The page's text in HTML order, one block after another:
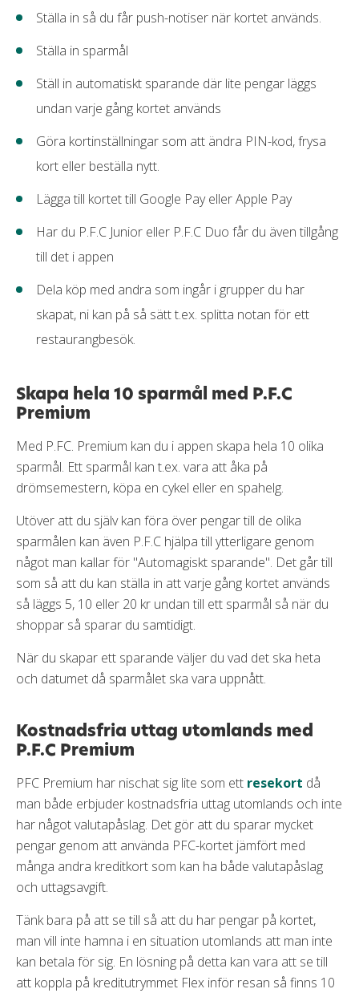
Ställa in så du får push-notiser när kortet används.
Ställa in sparmål
Ställ in automatiskt sparande där lite pengar läggs
undan varje gång kortet används
Göra kortinställningar som att ändra PIN-kod, frysa
kort eller beställa nytt.
Lägga till kortet till Google Pay eller Apple Pay
Har du P.F.C Junior eller P.F.C Duo får du även tillgång
till det i appen
Dela köp med andra som ingår i grupper du har
skapat, ni kan på så sätt t.ex. splitta notan för ett
restaurangbesök.
Skapa hela 10 sparmål med P.F.C
Premium
Med P.FC. Premium kan du i appen skapa hela 10 olika
sparmål. Ett sparmål kan t.ex. vara att åka på
drömsemestern, köpa en cykel eller en spahelg.
Utöver att du själv kan föra över pengar till de olika
sparmålen kan även P.F.C hjälpa till ytterligare genom
något man kallar för "Automagiskt sparande". Det går till
som så att du kan ställa in att varje gång kortet används
så läggs 5, 10 eller 20 kr undan till ett sparmål så när du
shoppar så sparar du samtidigt.
När du skapar ett sparande väljer du vad det ska heta
och datumet då sparmålet ska vara uppnått.
Kostnadsfria uttag utomlands med
P.F.C Premium
PFC Premium har nischat sig lite som ett resekort då
man både erbjuder kostnadsfria uttag utomlands och inte
har något valutapåslag. Det gör att du sparar mycket
pengar genom att använda PFC-kortet jämfört med
många andra kreditkort som kan ha både valutapåslag
och uttagsavgift.
Tänk bara på att se till så att du har pengar på kortet,
man vill inte hamna i en situation utomlands att man inte
kan betala för sig. En lösning på detta kan vara att se till
att koppla på kreditutrymmet Flex inför resan så finns 10